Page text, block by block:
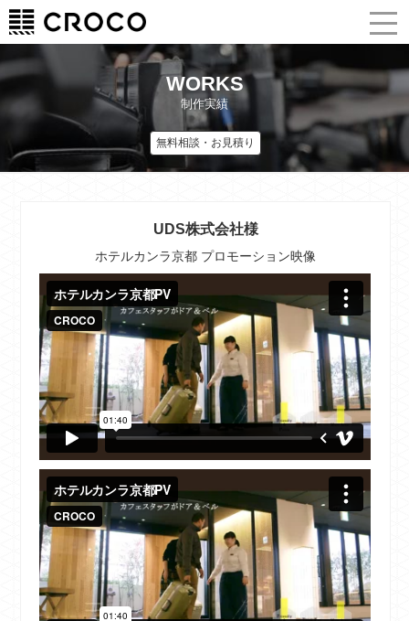
WORKS
制作実績
無料相談・お見積り
UDS株式会社様
ホテルカンラ京都 プロモーション映像